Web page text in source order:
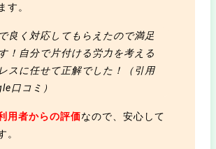
す。
良く対応してもらえたので満足
！自分で片付ける労力を考える
スに任せて正解でした！（引用
口コミ）
用者からの評価なので、安心して
。